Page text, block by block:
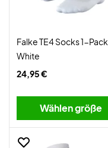
Falke TE4 Socks 1-Pack
White
24,95 €
Wählen größe